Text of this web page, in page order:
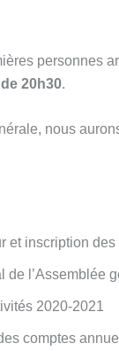
personnes
20h30.
nous
et inscription
de l’Assemblée
2020-2021
comptes